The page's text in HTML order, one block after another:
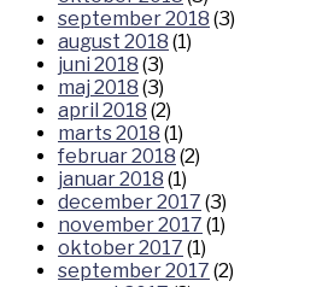
september 2018 (3)
august 2018 (1)
juni 2018 (3)
maj 2018 (3)
april 2018 (2)
marts 2018 (1)
februar 2018 (2)
januar 2018 (1)
december 2017 (3)
november 2017 (1)
oktober 2017 (1)
september 2017 (2)